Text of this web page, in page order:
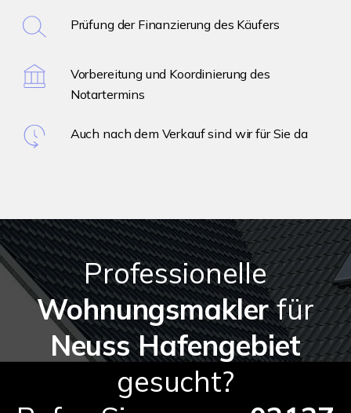
Prüfung der Finanzierung des Käufers
Vorbereitung und Koordinierung des
Notartermins
Auch nach dem Verkauf sind wir für Sie da
Professionelle
Wohnungsmaklerfür
Neuss Hafengebiet
gesucht?